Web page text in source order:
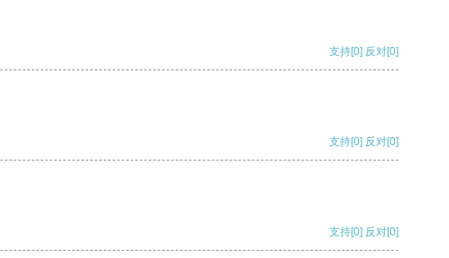
支持[0] 反对[0]
支持[0] 反对[0]
支持[0] 反对[0]